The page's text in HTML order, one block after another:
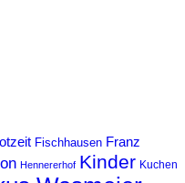
Fischhausen Franz
Hennererhof Kinder Kuchen